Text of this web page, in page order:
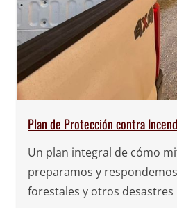
Plan de Protección contra
Un plan integral de cómo
preparamos y respondemos
forestales y otros desastres